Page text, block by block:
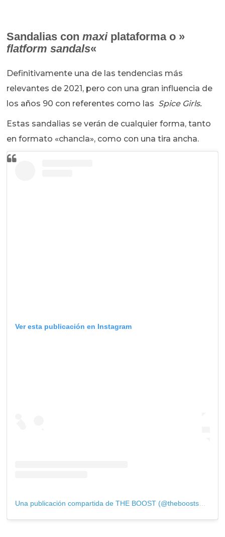
Sandalias conmaxi plataforma o »
flatform sandals«
Definitivamente una de las tendencias más
relevantes de 2021, pero con una gran influencia de
los años 90 con referentes como las Spice Girls.
Estas sandalias se verán de cualquier forma, tanto
en formato «chancla», como con una tira ancha.
Ver esta publicación en Instagram
Una publicación compartida de THE BOOST (@theboostshowroom)